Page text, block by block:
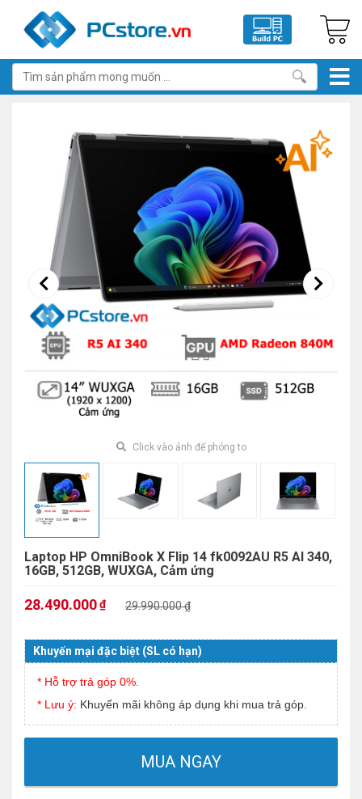
Click vào ảnh để phóng to
Laptop HP OmniBook X Flip 14 fk0092AU R5 AI 340,
16GB, 512GB, WUXGA, Cảm ứng
28.490.000₫ 29.990.000 ₫
Khuyến mại đặc biệt (SL có hạn)
* Hỗ trợ trả góp 0%.
* Lưu ý: Khuyến mãi không áp dụng khi mua trả góp.
MUA NGAY